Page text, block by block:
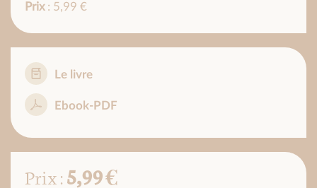
Prix: 5,99 €
Le livre
Ebook-PDF
Prix :5,99 €